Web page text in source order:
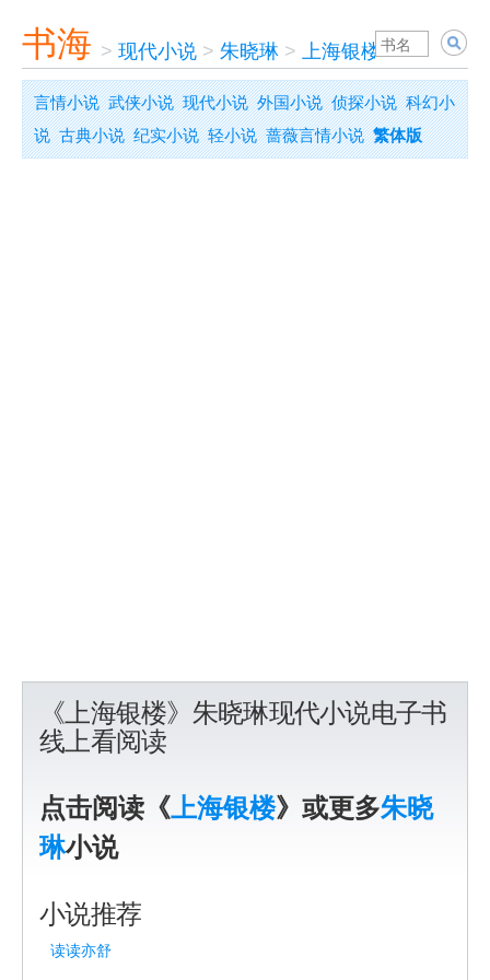
书海 > 现代小说 > 朱晓琳 > 上海银楼
言情小说 武侠小说 现代小说 外国小说 侦探小说 科幻小
说 古典小说 纪实小说 轻小说 蔷薇言情小说 繁体版
《上海银楼》朱晓琳现代小说电子书
线上看阅读
点击阅读《上海银楼》或更多朱晓
琳小说
小说推荐
读读亦舒